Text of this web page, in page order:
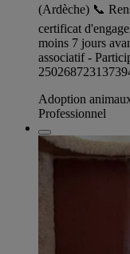
(Ardèche) 📞
certificat
moins 7 jours
associatif -
Adoption
Professionnel